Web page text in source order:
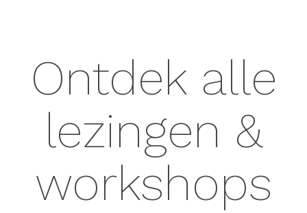
Ontdek alle
lezingen &
workshops